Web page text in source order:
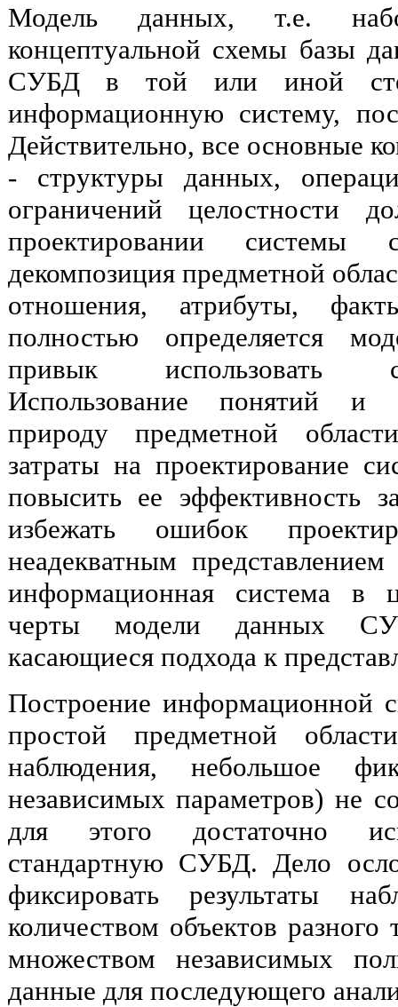
Модель данных, т.е.
концептуальной схемы базы
СУБД в той или иной
информационную систему,
Действительно, все основные
- структуры данных,
ограничений целостности
проектировании
декомпозиция предметной
отношения, атрибуты,
полностью определяется
привык использовать
Использование понятий и
природу предметной
затраты на проектирование
повысить ее эффективность
избежать ошибок
неадекватным
информационная система в
черты модели данных
касающиеся подхода к
Построение информационной
простой предметной
наблюдения, небольшое
независимых параметров) не
для этого достаточно
стандартную СУБД. Дело
фиксировать результаты
количеством объектов
множеством независимых
данные для последующего